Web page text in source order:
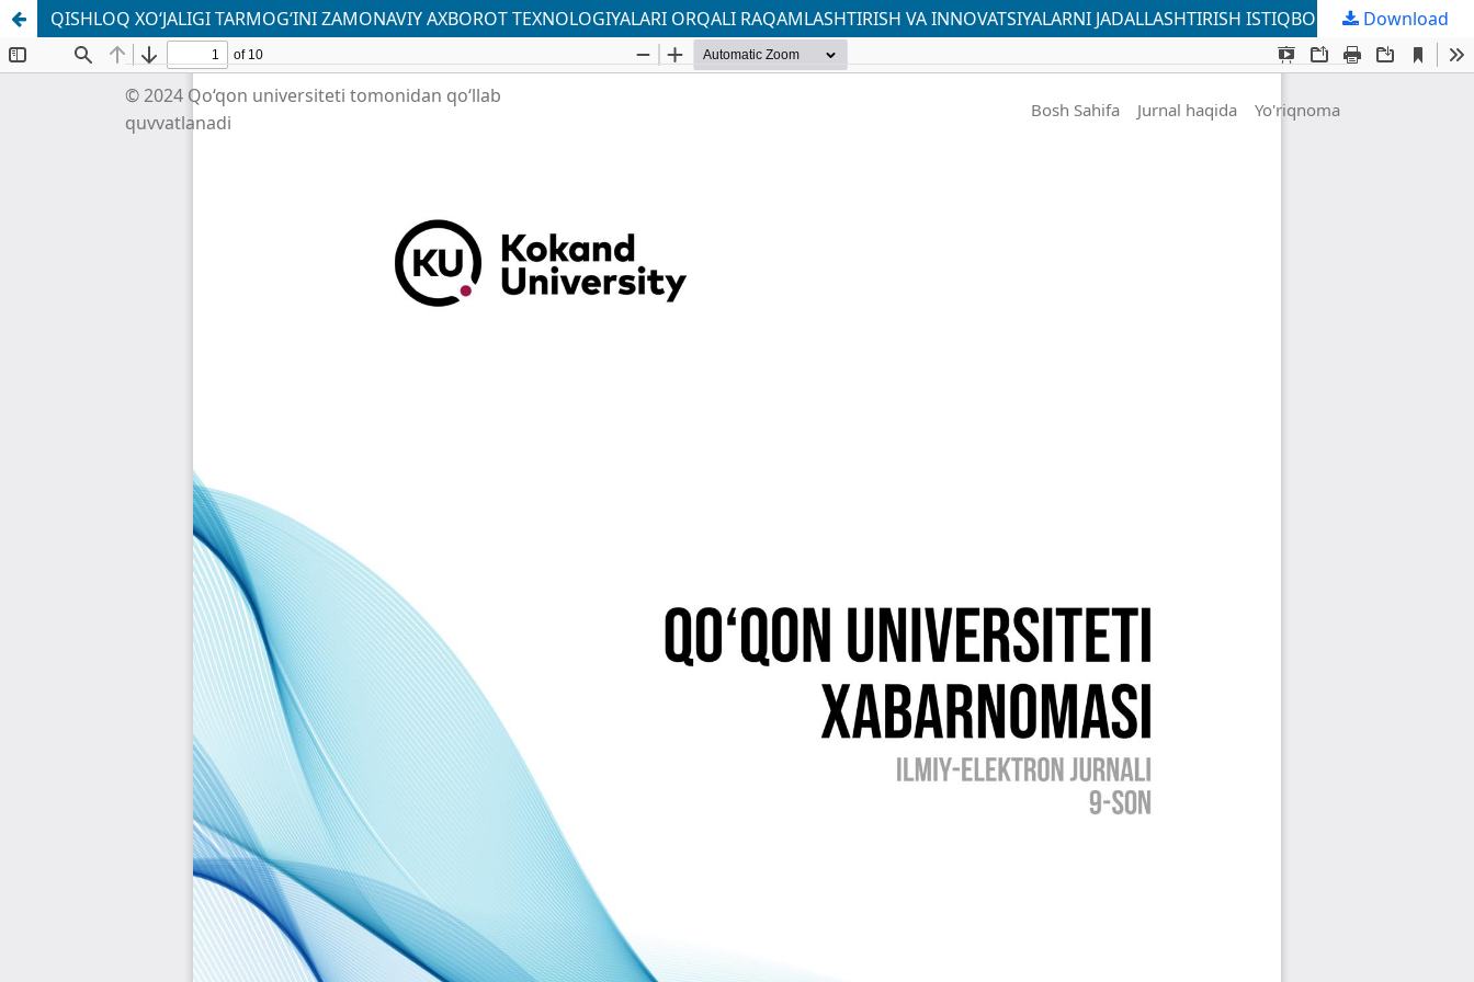
QISHLOQ XO‘JALIGI TARMOG‘INI ZAMONAVIY AXBOROT TEXNOLOGIYALARI ORQALI RAQAMLASHTIRISH VA INNOVATSIYALARNI JADALLASHTIRISH ISTIQBOLLARI Download
© 2024 Qo‘qon universiteti tomonidan qo‘llab
quvvatlanadi
Bosh Sahifa Jurnal haqida Yo'riqnoma